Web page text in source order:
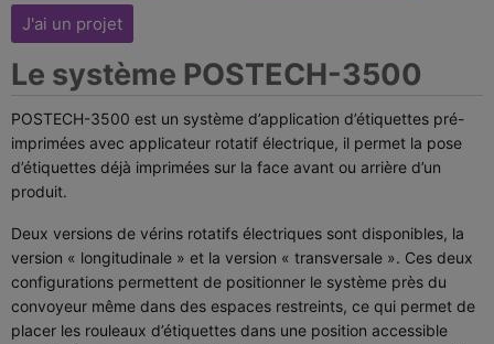
J'ai un projet
Le système POSTECH-3500
POSTECH-3500 est un système d’application d’étiquettes pré-
imprimées avec applicateur rotatif électrique, il permet la pose
d’étiquettes déjà imprimées sur la face avant ou arrière d’un
produit.
Deux versions de vérins rotatifs électriques sont disponibles, la
version « longitudinale » et la version « transversale ». Ces deux
configurations permettent de positionner le système près du
convoyeur même dans des espaces restreints, ce qui permet de
placer les rouleaux d’étiquettes dans une position accessible